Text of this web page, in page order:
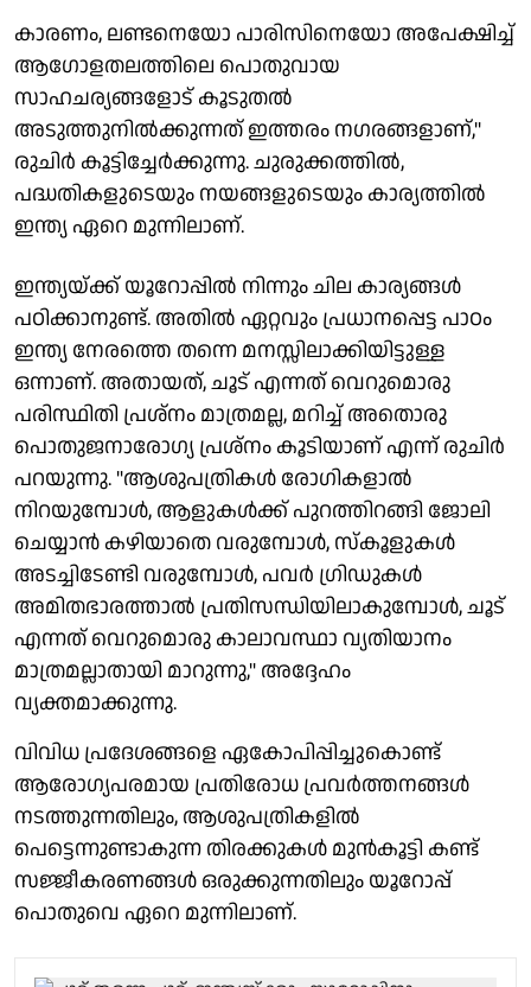
കാരണം, ലണ്ടനെയോ പാരിസിനെയോ അപേക്ഷിച്ച്
ആഗോളതലത്തിലെ പൊതുവായ
സാഹചര്യങ്ങളോട് കൂടുതൽ
അടുത്തുനിൽക്കുന്നത് ഇത്തരം നഗരങ്ങളാണ്,"
രുചിർ കൂട്ടിച്ചേർക്കുന്നു. ചുരുക്കത്തിൽ,
പദ്ധതികളുടെയും നയങ്ങളുടെയും കാര്യത്തിൽ
ഇന്ത്യ ഏറെ മുന്നിലാണ്.
ഇന്ത്യയ്ക്ക് യൂറോപ്പിൽ നിന്നും ചില കാര്യങ്ങൾ
പഠിക്കാനുണ്ട്. അതിൽ ഏറ്റവും പ്രധാനപ്പെട്ട പാഠം
ഇന്ത്യ നേരത്തെ തന്നെ മനസ്സിലാക്കിയിട്ടുള്ള
ഒന്നാണ്. അതായത്, ചൂട് എന്നത് വെറുമൊരു
പരിസ്ഥിതി പ്രശ്നം മാത്രമല്ല, മറിച്ച് അതൊരു
പൊതുജനാരോഗ്യ പ്രശ്നം കൂടിയാണ് എന്ന് രുചിർ
പറയുന്നു. "ആശുപത്രികൾ രോഗികളാൽ
നിറയുമ്പോൾ, ആളുകൾക്ക് പുറത്തിറങ്ങി ജോലി
ചെയ്യാൻ കഴിയാതെ വരുമ്പോൾ, സ്കൂളുകൾ
അടച്ചിടേണ്ടി വരുമ്പോൾ, പവർ ഗ്രിഡുകൾ
അമിതഭാരത്താൽ പ്രതിസന്ധിയിലാകുമ്പോൾ, ചൂട്
എന്നത് വെറുമൊരു കാലാവസ്ഥാ വ്യതിയാനം
മാത്രമല്ലാതായി മാറുന്നു," അദ്ദേഹം
വ്യക്തമാക്കുന്നു.
വിവിധ പ്രദേശങ്ങളെ ഏകോപിപ്പിച്ചുകൊണ്ട്
ആരോഗ്യപരമായ പ്രതിരോധ പ്രവർത്തനങ്ങൾ
നടത്തുന്നതിലും, ആശുപത്രികളിൽ
പെട്ടെന്നുണ്ടാകുന്ന തിരക്കുകൾ മുൻകൂട്ടി കണ്ട്
സജ്ജീകരണങ്ങൾ ഒരുക്കുന്നതിലും യൂറോപ്പ്
പൊതുവെ ഏറെ മുന്നിലാണ്.